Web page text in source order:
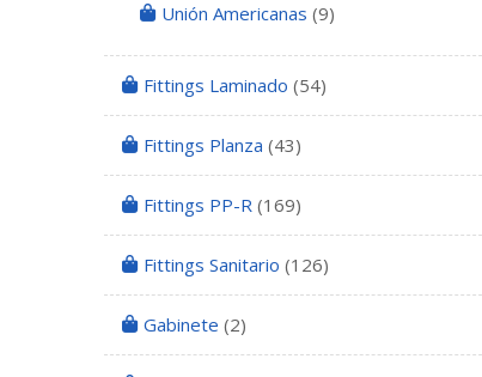
Unión Americanas (9)
Fittings Laminado (54)
Fittings Planza (43)
Fittings PP-R (169)
Fittings Sanitario (126)
Gabinete (2)